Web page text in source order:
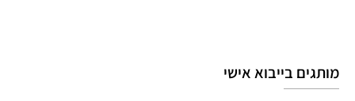
מותגים בייבוא אישי